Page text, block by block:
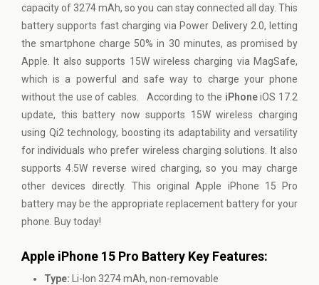
capacity of 3274 mAh, so you can stay connected all day. This
battery supports fast charging via Power Delivery 2.0, letting
the smartphone charge 50% in 30 minutes, as promised by
Apple. It also supports 15W wireless charging via MagSafe,
which is a powerful and safe way to charge your phone
without the use of cables. According to the iPhoneiOS 17.2
update, this battery now supports 15W wireless charging
using Qi2 technology, boosting its adaptability and versatility
for individuals who prefer wireless charging solutions. It also
supports 4.5W reverse wired charging, so you may charge
other devices directly. This original Apple iPhone 15 Pro
battery may be the appropriate replacement battery for your
phone. Buy today!
Apple iPhone 15 Pro Battery Key Features:
Type:
Li-Ion 3274 mAh, non-removable